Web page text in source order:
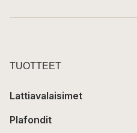
TUOTTEET
Lattiavalaisimet
Plafondit